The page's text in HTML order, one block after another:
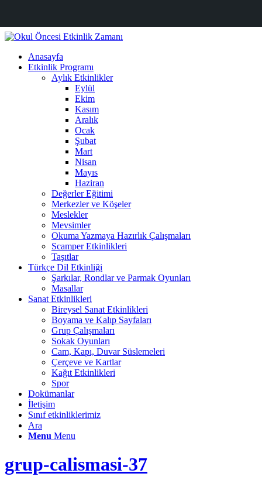
Anasayfa
Etkinlik Programı
Aylık Etkinlikler
Eylül
Ekim
Kasım
Aralık
Ocak
Şubat
Mart
Nisan
Mayıs
Haziran
Değerler Eğitimi
Merkezler ve Köşeler
Meslekler
Mevsimler
Okuma Yazmaya Hazırlık Çalışmaları
Scamper Etkinlikleri
Taşıtlar
Türkçe Dil Etkinliği
Şarkılar, Rondlar ve Parmak Oyunları
Masallar
Sanat Etkinlikleri
Bireysel Sanat Etkinlikleri
Boyama ve Kalıp Sayfaları
Grup Çalışmaları
Sokak Oyunları
Cam, Kapı, Duvar Süslemeleri
Çerçeve ve Kartlar
Kağıt Etkinlikleri
Spor
Dokümanlar
İletişim
Sınıf etkinliklerimiz
Ara
Menu Menu
grup-calismasi-37